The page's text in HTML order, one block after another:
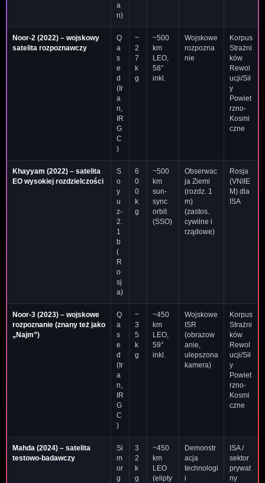
a
n)
Noor-2 (2022) – wojskowy
satelita rozpoznawczy
Q
a
s
e
d
(Ir
a
n,
IR
G
C
)
~
2
7
k
g
~500
km
LEO,
58°
inkl.
Wojskowe
rozpozna
nie
Korpus
Strażni
ków
Rewol
ucji/Sił
y
Powiet
rzno-
Kosmi
czne
Khayyam (2022) – satelita
EO wysokiej rozdzielczości
S
o
y
u
z-
2.
1
b
(
R
o
sj
a)
6
0
0
k
g
~500
km
sun-
sync
orbit
(SSO)
Obserwac
ja Ziemi
(rozdz. 1
m)
(zastos.
cywilne i
rządowe)
Rosja
(VNIIE
M) dla
ISA
Noor-3 (2023) – wojskowe
rozpoznanie (znany też jako
„Najm”)
Q
a
s
e
d
(Ir
a
n,
IR
G
C
)
~
3
5
k
g
~450
km
LEO,
59°
inkl.
Wojskowe
ISR
(obrazow
anie,
ulepszona
kamera)
Korpus
Strażni
ków
Rewol
ucji/Sił
y
Powiet
rzno-
Kosmi
czne
Mahda (2024) – satelita
testowo-badawczy
Si
m
or
g
3
2
k
g
~450
km
LEO
(elipty
Demonstr
acja
technologi
i
ISA /
sektor
prywat
ny